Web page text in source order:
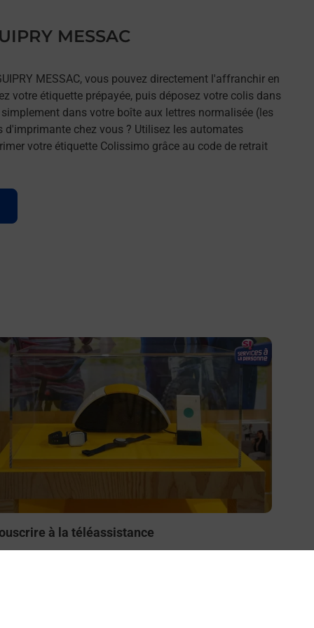
MESSAC
MESSAC, vous pouvez directement l'affranchir en
votre étiquette prépayée, puis déposez votre colis dans
dans votre boîte aux lettres normalisée (les
d'imprimante chez vous ? Utilisez les automates
votre étiquette Colissimo grâce au code de retrait
savoir plus
à la téléassistance